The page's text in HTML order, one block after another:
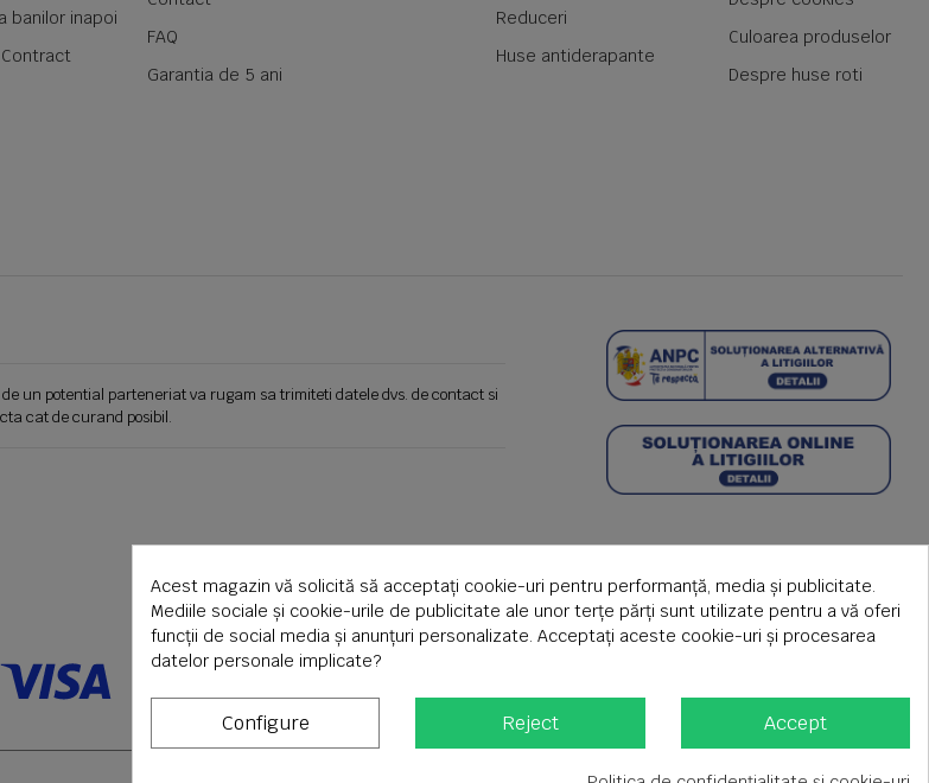
banilor inapoi
FAQ
Garantia de 5 ani
Reduceri
Huse antiderapante
Culoarea produselor
Despre huse roti
un potential parteneriat va rugam sa trimiteti datele dvs. de contact si
cat de curand posibil.
Acest magazin vă solicită să acceptați cookie-uri pentru performanță, media și publicitate.
Mediile sociale și cookie-urile de publicitate ale unor terțe părți sunt utilizate pentru a vă oferi
funcții de social media și anunțuri personalizate. Acceptați aceste cookie-uri și procesarea
datelor personale implicate?
Configure Reject Accept